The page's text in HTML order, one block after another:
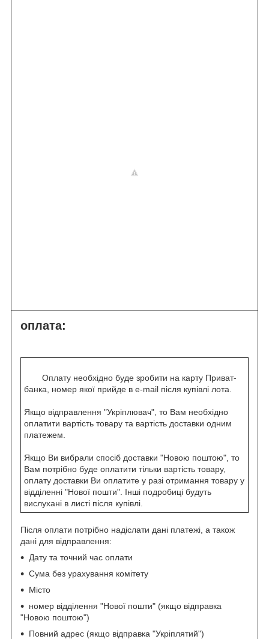
оплата:
Оплату необхідно буде зробити на карту Приват-
банка, номер якої прийде в e-mail після купівлі лота.
Якщо відправлення "Укріплювач", то Вам необхідно
оплатити вартість товару та вартість доставки одним
платежем.
Якщо Ви вибрали спосіб доставки "Новою поштою", то
Вам потрібно буде оплатити тільки вартість товару,
оплату доставки Ви оплатите у разі отримання товару у
відділенні "Нової пошти". Інші подробиці будуть
вислухані в листі після купівлі.
Після оплати потрібно надіслати дані платежі, а також
дані для відправлення:
Дату та точний час оплати
Сума без урахування комітету
Місто
номер відділення "Нової пошти" (якщо відправка
"Новою поштою")
Повний адрес (якщо відправка "Укріплятий")